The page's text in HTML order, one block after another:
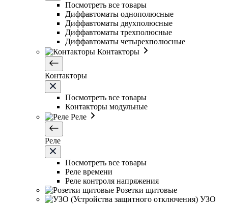
Посмотреть все товары
Диффавтоматы однополюсные
Диффавтоматы двухполюсные
Диффавтоматы трехполюсные
Диффавтоматы четырехполюсные
Контакторы
Контакторы
Посмотреть все товары
Контакторы модульные
Реле
Реле
Посмотреть все товары
Реле времени
Реле контроля напряжения
Розетки щитовые
УЗО